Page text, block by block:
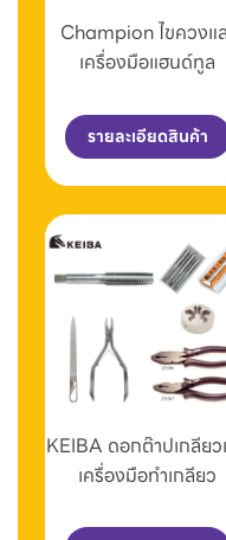
Champion ไขควงแ
เครื่องมือแฮนด์ทูล
รายละเอียดสินค้า
KEIBA ดอกต๊าปเกลียว
เครื่องมือทำเกลียว